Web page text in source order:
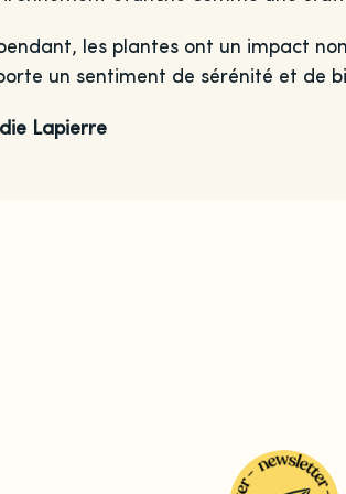
les plantes ont un impact
un sentiment de sérénité et de
Lapierre